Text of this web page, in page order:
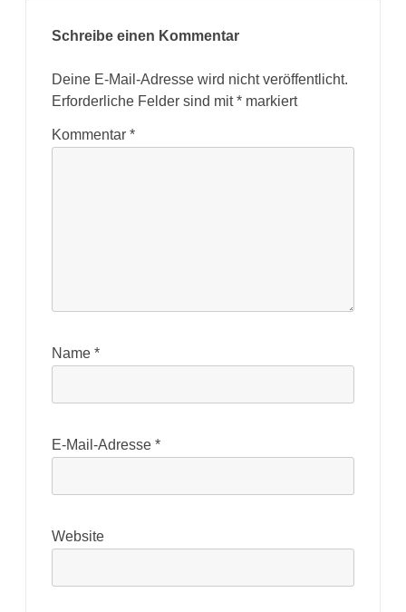
Schreibe einen Kommentar
Deine E-Mail-Adresse wird nicht veröffentlicht.
Erforderliche Felder sind mit* markiert
Kommentar *
Name *
E-Mail-Adresse *
Website